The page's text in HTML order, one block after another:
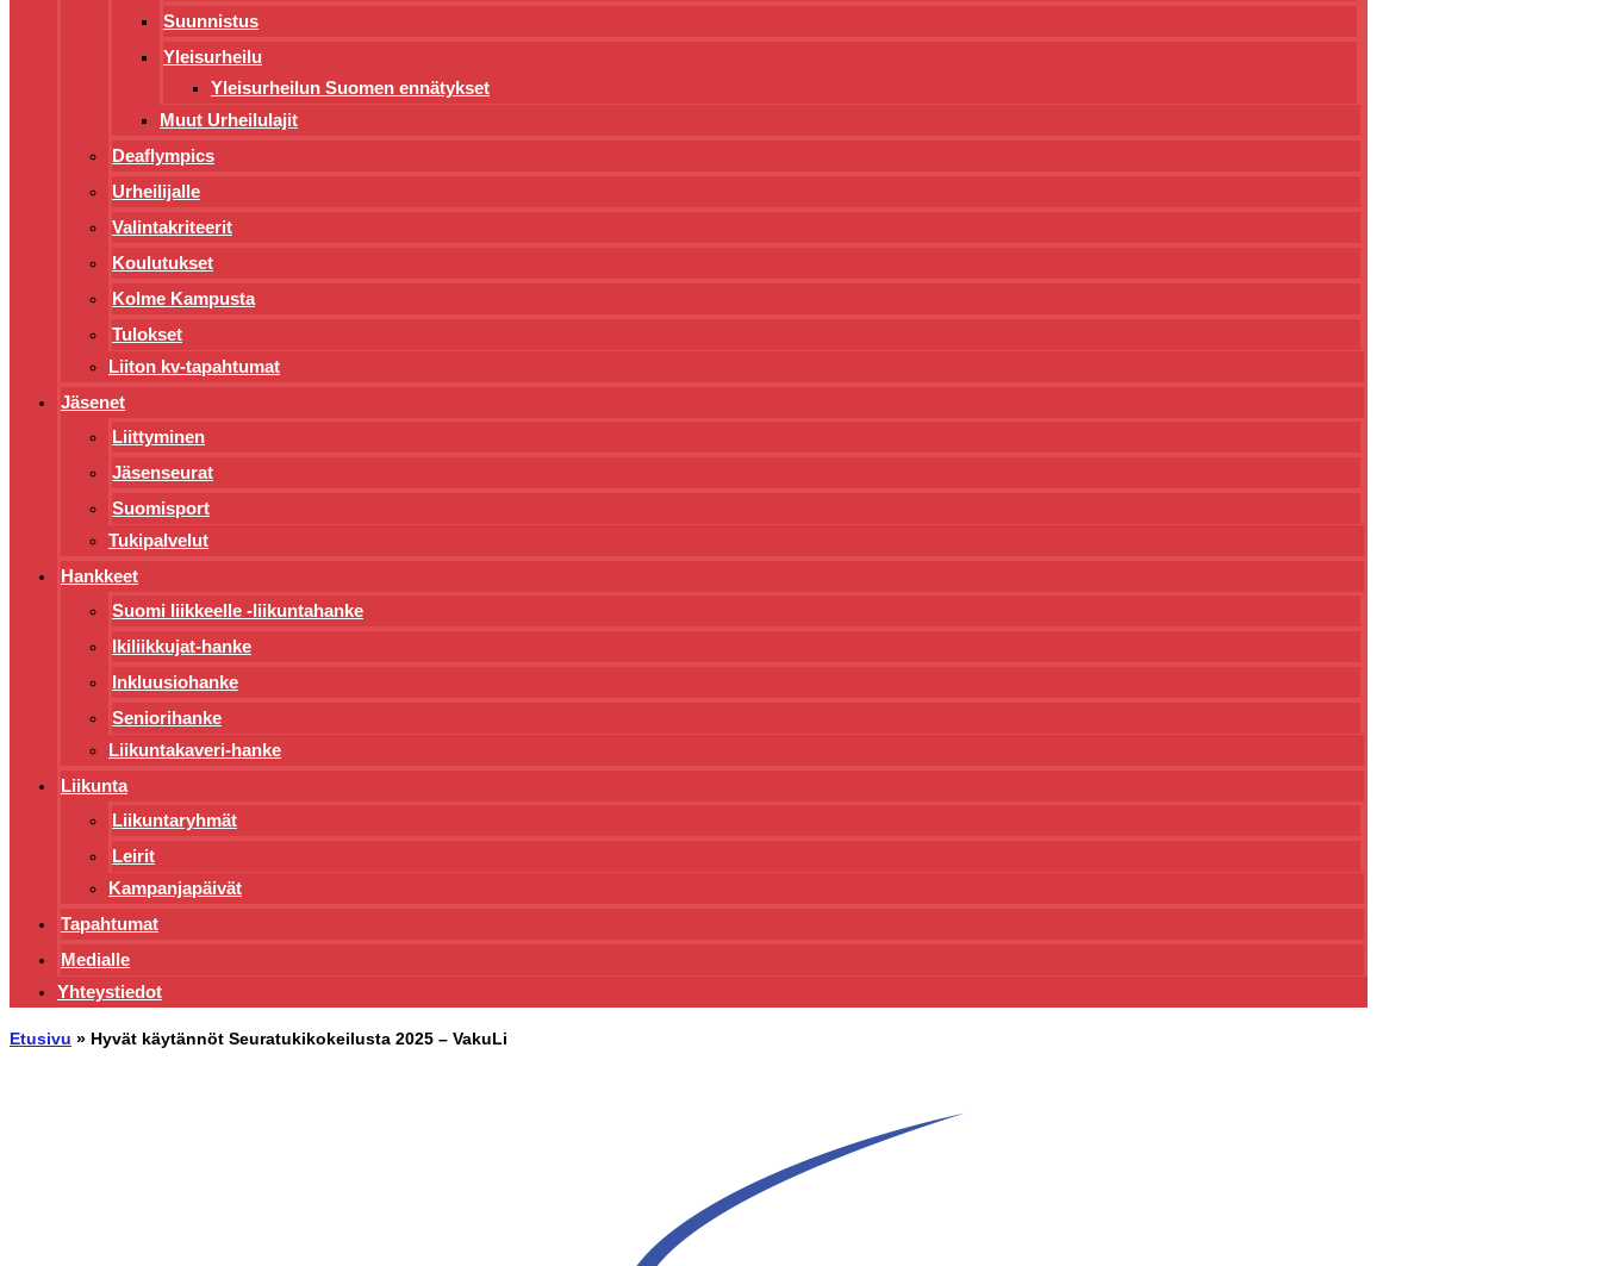
Suunnistus
Yleisurheilu
Yleisurheilun Suomen ennätykset
Muut Urheilulajit
Deaflympics
Urheilijalle
Valintakriteerit
Koulutukset
Kolme Kampusta
Tulokset
Liiton kv-tapahtumat
Jäsenet
Liittyminen
Jäsenseurat
Suomisport
Tukipalvelut
Hankkeet
Suomi liikkeelle -liikuntahanke
Ikiliikkujat-hanke
Inkluusiohanke
Seniorihanke
Liikuntakaveri-hanke
Liikunta
Liikuntaryhmät
Leirit
Kampanjapäivät
Tapahtumat
Medialle
Yhteystiedot
Etusivu » Hyvät käytännöt Seuratukikokeilusta 2025 – VakuLi